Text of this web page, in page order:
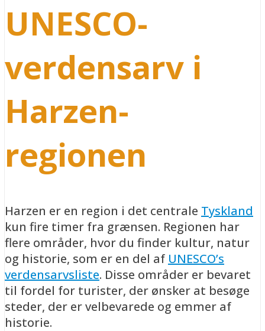
UNESCO-
verdensarv i
Harzen-
regionen
Harzen er en region i det centrale Tyskland
kun fire timer fra grænsen. Regionen har
flere områder, hvor du finder kultur, natur
og historie, som er en del af UNESCO’s
verdensarvsliste. Disse områder er bevaret
til fordel for turister, der ønsker at besøge
steder, der er velbevarede og emmer af
historie.